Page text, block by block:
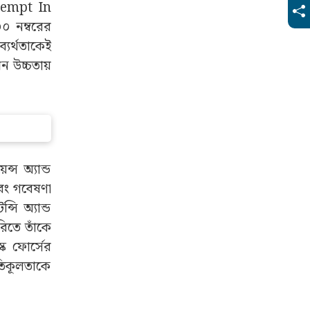
In
নম্বরের
উচ্চতায়
অ্যান্ড
গবেষণা
অ্যান্ড
তাঁকে
ফোর্সের